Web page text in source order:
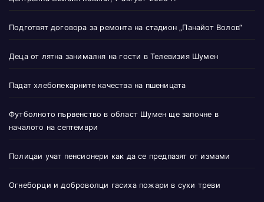
Подготвят договора за ремонта на стадион „Панайот Волов“
Деца от лятна занималня на гости в Телевизия Шумен
Падат хлебопекарните качества на пшеницата
Футболното първенство в област Шумен ще започне в
началото на септември
Полицаи учат пенсионери как да се предпазят от измами
Огнеборци и доброволци гасиха пожари в сухи треви